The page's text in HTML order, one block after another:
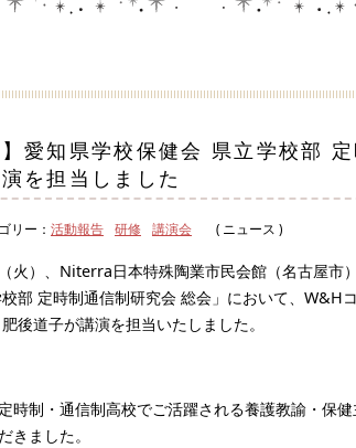
】愛知県学校保健会 県立学校部
を担当しました
リー： 活動報告 研修 講演会 ( ニュース )
火）、Niterra日本特殊陶業市民会館（名古屋市
部 定時制通信制研究会 総会」において、W&H
後道子が講演を担当いたしました。
時制・通信制高校でご活躍される養護教諭・保
きました。